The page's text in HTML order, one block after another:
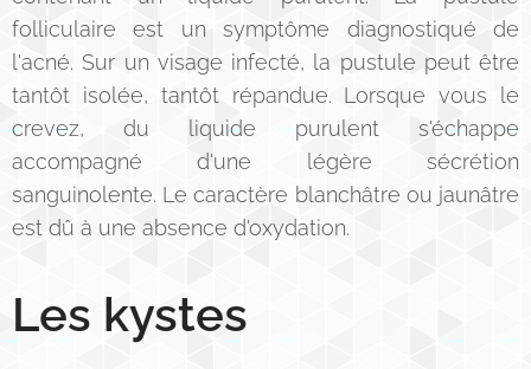
folliculaire est un symptôme diagnostiqué de
l'acné. Sur un visage infecté, la pustule peut être
tantôt isolée, tantôt répandue. Lorsque vous le
crevez, du liquide purulent s'échappe
accompagné d'une légère sécrétion
sanguinolente. Le caractère blanchâtre ou jaunâtre
est dû à une absence d'oxydation.
Les kystes